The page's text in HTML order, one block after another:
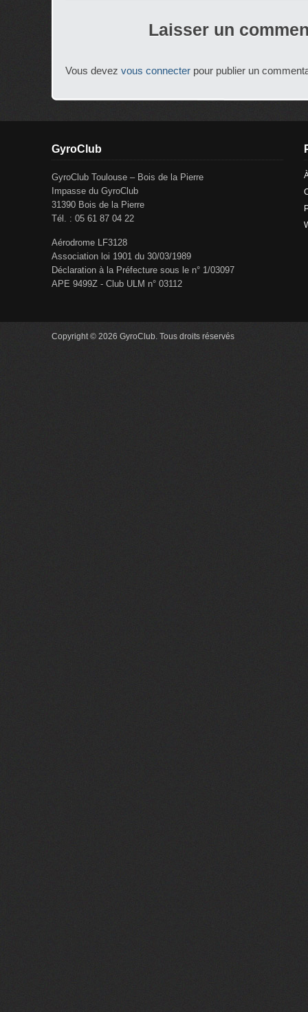
Laisser un
Vous devez vous connecter pour publier un
GyroClub
GyroClub Toulouse – Bois de la Pierre
Impasse du GyroClub
31390 Bois de la Pierre
Tél. : 05 61 87 04 22
Aérodrome LF3128
Association loi 1901 du 30/03/1989
Déclaration à la Préfecture sous le n° 1/03097
APE 9499Z - Club ULM n° 03112
Copyright © 2026 GyroClub. Tous droits réservés